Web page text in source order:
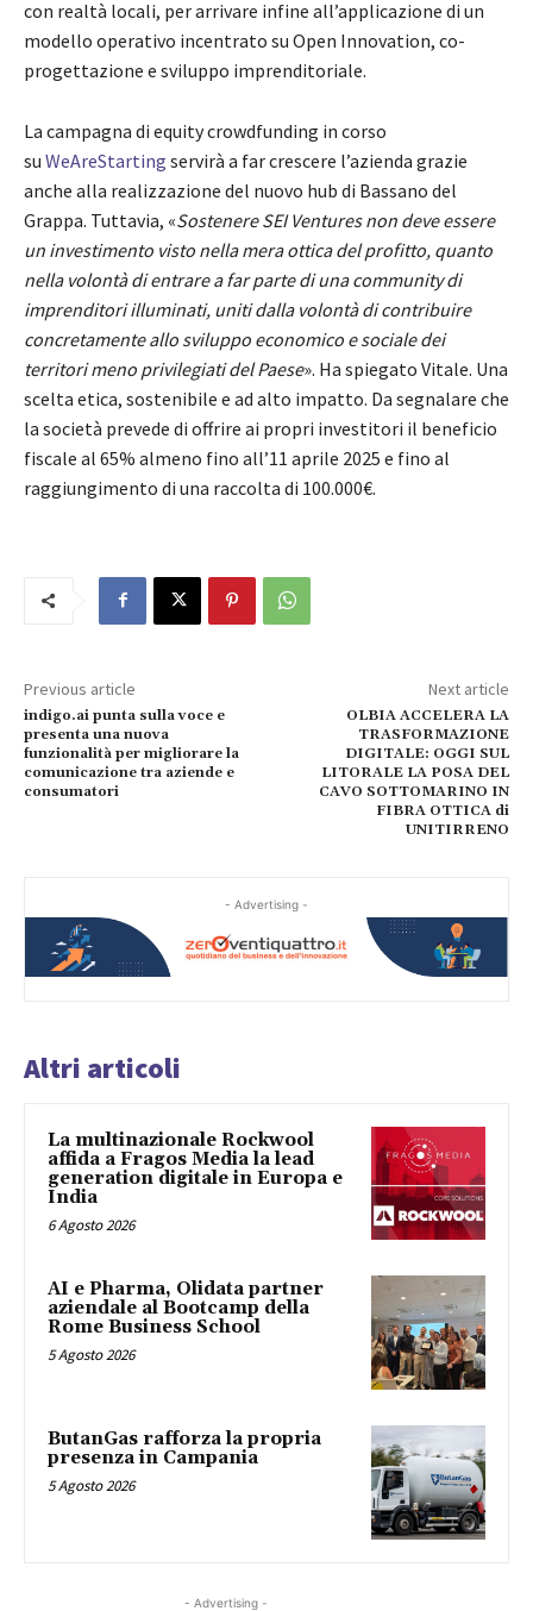
con realtà locali, per arrivare infine all’applicazione di un
modello operativo incentrato su Open Innovation, co-
progettazione e sviluppo imprenditoriale.
La campagna di equity crowdfunding in corso
su WeAreStarting servirà a far crescere l’azienda grazie
anche alla realizzazione del nuovo hub di Bassano del
Grappa. Tuttavia, «Sostenere SEI Ventures non deve essere
un investimento visto nella mera ottica del profitto, quanto
nella volontà di entrare a far parte di una community di
imprenditori illuminati, uniti dalla volontà di contribuire
concretamente allo sviluppo economico e sociale dei
territori meno privilegiati del Paese». Ha spiegato Vitale. Una
scelta etica, sostenibile e ad alto impatto. Da segnalare che
la società prevede di offrire ai propri investitori il beneficio
fiscale al 65% almeno fino all’11 aprile 2025 e fino al
raggiungimento di una raccolta di 100.000€.
Previous article
indigo.ai punta sulla voce e
presenta una nuova
funzionalità per migliorare la
comunicazione tra aziende e
consumatori
Next article
OLBIA ACCELERA LA
TRASFORMAZIONE
DIGITALE: OGGI SUL
LITORALE LA POSA DEL
CAVO SOTTOMARINO IN
FIBRA OTTICA di
UNITIRRENO
- Advertising -
Altri articoli
La multinazionale Rockwool
affida a Fragos Media la lead
generation digitale in Europa e
India
6 Agosto 2026
AI e Pharma, Olidata partner
aziendale al Bootcamp della
Rome Business School
5 Agosto 2026
ButanGas rafforza la propria
presenza in Campania
5 Agosto 2026
- Advertising -